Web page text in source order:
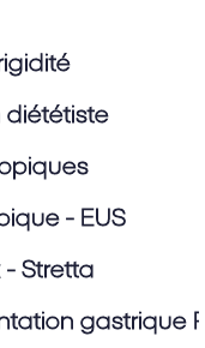
diététiste
- EUS
- Stretta
gastrique